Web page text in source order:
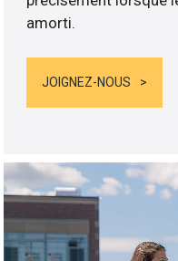
amorti.
JOIGNEZ-NOUS